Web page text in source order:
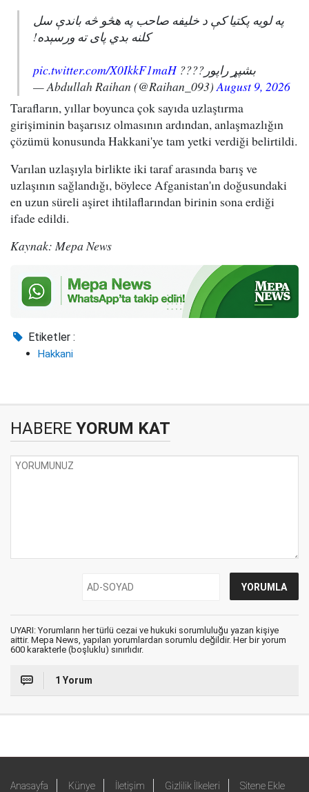
په لویه پکتیا کې د خلیفه صاحب په هڅو څه باندې سل
کلنه بدي پای ته ورسېده!
بشپړ راپور????pic.twitter.com/X0IkkF1maH
— Abdullah Raihan (@Raihan_093) August 9, 2026
Tarafların, yıllar boyunca çok sayıda uzlaştırma
girişiminin başarısız olmasının ardından, anlaşmazlığın
çözümü konusunda Hakkani'ye tam yetki verdiği belirtildi.
Varılan uzlaşıyla birlikte iki taraf arasında barış ve
uzlaşının sağlandığı, böylece Afganistan'ın doğusundaki
en uzun süreli aşiret ihtilaflarından birinin sona erdiği
ifade edildi.
Kaynak: Mepa News
Etiketler :
Hakkani
HABERE YORUM KAT
UYARI: Yorumların her türlü cezai ve hukuki sorumluluğu yazan kişiye
aittir. Mepa News, yapılan yorumlardan sorumlu değildir. Her bir yorum
600 karakterle (boşluklu) sınırlıdır.
1 Yorum
Anasayfa Künye İletişim Gizlilik İlkeleri Sitene Ekle